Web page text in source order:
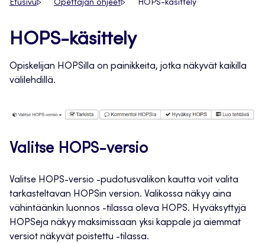
Etusivu Opettajan ohjeet HOPS-käsittely
HOPS-käsittely
Opiskelijan HOPSilla on painikkeita, jotka näkyvät kaikilla
välilehdillä.
Valitse HOPS-versio
Valitse HOPS-versio -pudotusvalikon kautta voit valita
tarkasteltavan HOPSin version. Valikossa näkyy aina
vähintäänkin luonnos -tilassa oleva HOPS. Hyväksyttyjä
HOPSeja näkyy maksimissaan yksi kappale ja aiemmat
versiot näkyvät poistettu -tilassa.